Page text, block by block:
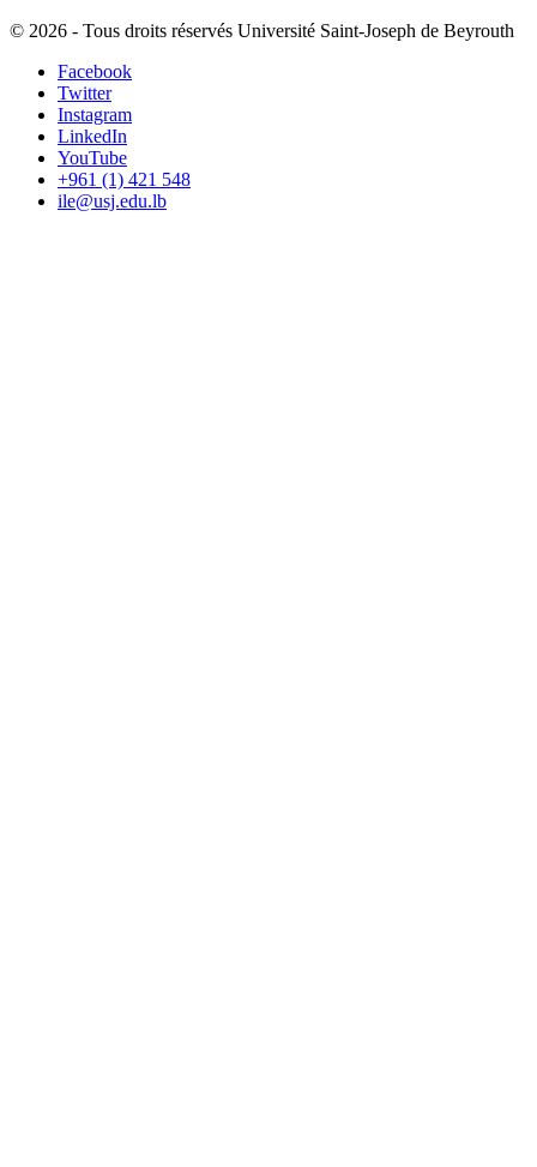
© 2026 - Tous droits réservés Université Saint-Joseph de Beyrouth
Facebook
Twitter
Instagram
LinkedIn
YouTube
+961 (1) 421 548
ile@usj.edu.lb